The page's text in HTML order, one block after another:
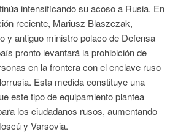
intensificando su acoso a Rusia. En
reciente, Mariusz Blaszczak,
y antiguo ministro polaco de Defensa
pronto levantará la prohibición de
en la frontera con el enclave ruso
Esta medida constituye una
este tipo de equipamiento plantea
los ciudadanos rusos, aumentando
y Varsovia.